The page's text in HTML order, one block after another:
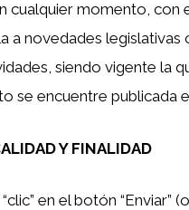
cualquier momento, con
a novedades legislativas
siendo vigente la
se encuentre publicada
Y FINALIDAD
en el botón “Enviar”